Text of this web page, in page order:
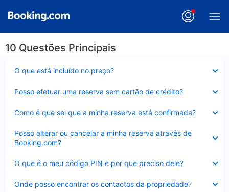
10 Questões Principais
O que está incluído no preço?
fechado
Posso efetuar uma reserva sem cartão de crédito?
fechado
Como é que sei que a minha reserva está confirmada?
fechado
Posso alterar ou cancelar a minha reserva através de
Booking.com?
fechado
O que é o meu código PIN e por que preciso dele?
fechado
Onde posso encontrar os contactos da propriedade?
fechado